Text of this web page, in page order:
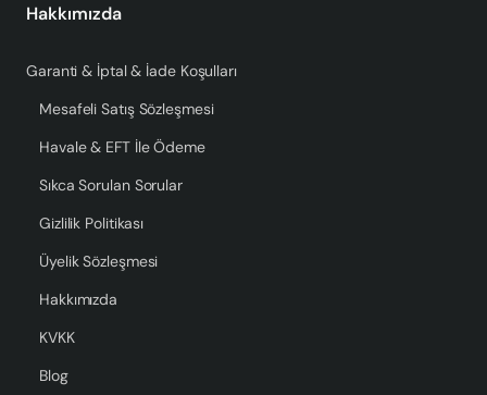
Hakkımızda
Garanti & İptal & İade Koşulları
Mesafeli Satış Sözleşmesi
Havale & EFT İle Ödeme
Sıkca Sorulan Sorular
Gizlilik Politikası
Üyelik Sözleşmesi
Hakkımızda
KVKK
Blog